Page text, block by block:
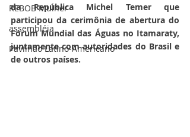
REBOB Mulher
assembléia
Pavilhão Latino-Americano
da República Michel Temer que
participou da cerimônia de abertura do
Fórum Mundial das Águas no Itamaraty,
juntamente com autoridades do Brasil e
de outros países.